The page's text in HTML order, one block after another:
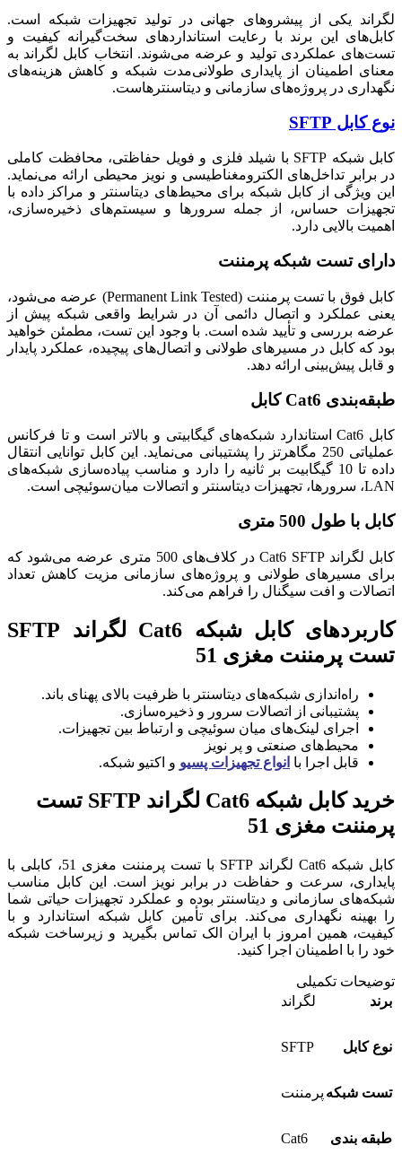
لگراند یکی از پیشروهای جهانی در تولید تجهیزات شبکه است.
کابل‌های این برند با رعایت استانداردهای سخت‌گیرانه کیفیت و
تست‌های عملکردی تولید و عرضه می‌شوند. انتخاب کابل لگراند به
معنای اطمینان از پایداری طولانی‌مدت شبکه و کاهش هزینه‌های
نگهداری در پروژه‌های سازمانی و دیتاسنترهاست.
نوع کابل SFTP
کابل شبکه SFTP با شیلد فلزی و فویل حفاظتی، محافظت کاملی
در برابر تداخل‌های الکترومغناطیسی و نویز محیطی ارائه می‌نماید.
این ویژگی از کابل شبکه برای محیط‌های دیتاسنتر و مراکز داده با
تجهیزات حساس، از جمله سرورها و سیستم‌های ذخیره‌سازی،
اهمیت بالایی دارد.
دارای تست شبکه پرمننت
کابل فوق با تست پرمننت (Permanent Link Tested) عرضه می‌شود،
یعنی عملکرد و اتصال دائمی آن در شرایط واقعی شبکه پیش از
عرضه بررسی و تأیید شده است. با وجود این تست، مطمئن خواهید
بود که کابل در مسیرهای طولانی و اتصال‌های پیچیده، عملکرد پایدار
و قابل پیش‌بینی ارائه دهد.
طبقه‌بندی Cat6 کابل
کابل Cat6 استاندارد شبکه‌های گیگابیتی و بالاتر است و تا فرکانس
عملیاتی 250 مگاهرتز را پشتیبانی می‌نماید. این کابل توانایی انتقال
داده تا 10 گیگابیت بر ثانیه را دارد و مناسب پیاده‌سازی شبکه‌های
LAN، سرورها، تجهیزات دیتاسنتر و اتصالات میان‌سوئیچی است.
کابل با طول 500 متری
کابل لگراند Cat6 SFTP در کلاف‌های 500 متری عرضه می‌شود که
برای مسیرهای طولانی و پروژه‌های سازمانی مزیت کاهش تعداد
اتصالات و افت سیگنال را فراهم می‌کند.
کاربردهای کابل شبکه Cat6 لگراند SFTP
تست پرمننت مغزی 51
راه‌اندازی شبکه‌های دیتاسنتر با ظرفیت بالای پهنای باند.
پشتیبانی از اتصالات سرور و ذخیره‌سازی.
اجرای لینک‌های میان سوئیچی و ارتباط بین تجهیزات.
محیط‌های صنعتی و پر نویز
قابل اجرا با انواع تجهیزات پسیو و اکتیو شبکه.
خرید کابل شبکه Cat6 لگراند SFTP تست
پرمننت مغزی 51
کابل شبکه Cat6 لگراند SFTP با تست پرمننت مغزی 51، کابلی با
پایداری، سرعت و حفاظت در برابر نویز است. این کابل مناسب
شبکه‌های سازمانی و دیتاسنتر بوده و عملکرد تجهیزات حیاتی شما
را بهینه نگهداری می‌کند. برای تأمین کابل شبکه استاندارد و با
کیفیت، همین امروز با ایران الک تماس بگیرید و زیرساخت شبکه
خود را با اطمینان اجرا کنید.
توضیحات تکمیلی
برند
لگراند
نوع کابل SFTP
تست شبکه پرمننت
طبقه بندی Cat6